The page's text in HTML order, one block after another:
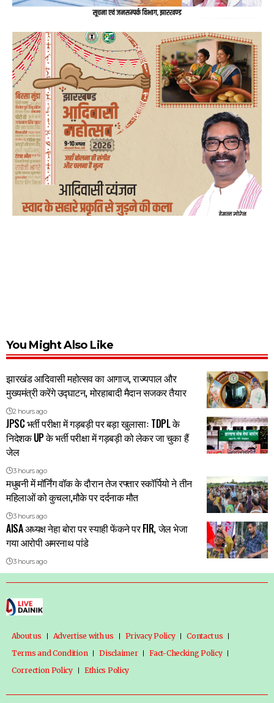
You Might Also Like
झारखंड आदिवासी महोत्सव का आगाज, राज्यपाल और
मुख्यमंत्री करेंगे उद्घाटन, मोरहाबादी मैदान सजकर तैयार
2 hours ago
JPSC भर्ती परीक्षा में गड़बड़ी पर बड़ा खुलासाः TDPL के
निदेशक UP के भर्ती परीक्षा में गड़बड़ी को लेकर जा चुका हैं
जेल
3 hours ago
मधुबनी में मॉर्निंग वॉक के दौरान तेज रफ्तार स्कॉर्पियो ने तीन
महिलाओं को कुचला,मौके पर दर्दनाक मौत
3 hours ago
AISA अध्यक्ष नेहा बोरा पर स्याही फेंकने पर FIR, जेल भेजा
गया आरोपी अमरनाथ पांडे
3 hours ago
About us Advertise with us Privacy Policy
Contact us
Terms and Condition
Disclaimer
Fact-Checking Policy
Correction Policy
Ethics Policy